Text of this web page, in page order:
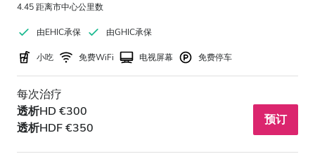
4.45 距离市中心公里数
由EHIC承保 由GHIC承保
小吃 免费WiFi 电视屏幕 免费停车
每次治疗
透析HD €300
透析HDF €350
预订